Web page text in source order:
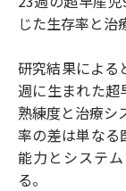
じた生存率と治
研究結果による
週に生まれた
熟練度と治療シ
率の差は単なる
能力とシステ
る。